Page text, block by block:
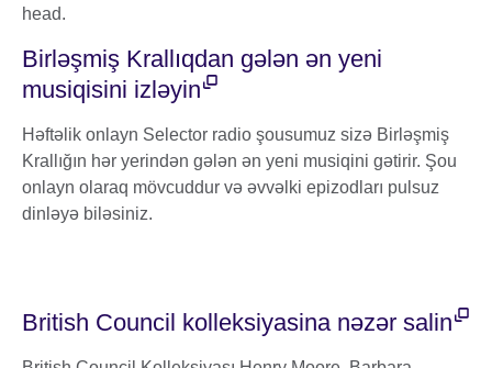
Birləşmiş Krallıqdan gələn ən yeni
musiqisini izləyin
Həftəlik onlayn Selector radio şousumuz sizə Birləşmiş
Krallığın hər yerindən gələn ən yeni musiqini gətirir. Şou
onlayn olaraq mövcuddur və əvvəlki epizodları pulsuz
dinləyə biləsiniz.
British Council kolleksiyasina nəzər salin